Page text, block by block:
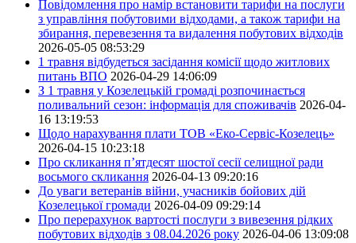
Повідомлення про намір встановити тарифи на послуги
з управління побутовими відходами, а також тарифи на
збирання, перевезення та видалення побутових відходів
2026-05-05 08:53:29
1 травня відбудеться засідання комісії щодо житлових
питань ВПО 2026-04-29 14:06:09
З 1 травня у Козелецькій громаді розпочинається
поливальний сезон: інформація для споживачів 2026-04-
16 13:19:53
Щодо нарахування плати ТОВ «Еко-Сервіс-Козелець»
2026-04-15 10:23:18
Про скликання п’ятдесят шостої сесії селищної ради
восьмого скликання 2026-04-13 09:20:16
До уваги ветеранів війни, учасників бойових дій
Козелецької громади 2026-04-09 09:29:14
Про перерахунок вартості послуги з вивезення рідких
побутових відходів з 08.04.2026 року 2026-04-06 13:09:08